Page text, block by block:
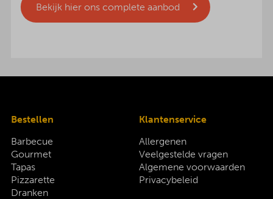
Bekijk hier ons complete aanbod
Bestellen
Barbecue
Gourmet
Tapas
Pizzarette
Dranken
Klantenservice
Allergenen
Veelgestelde vragen
Algemene voorwaarden
Privacybeleid